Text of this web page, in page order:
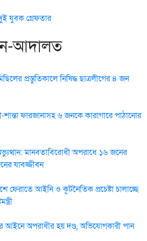
যুবক গ্রেফতার
আদালত
প্রস্তুতিকালে নিষিদ্ধ ছাত্রলীগের ৪ জন
শান্তা ফারজানাসহ ৬ জনকে কারাগারে পাঠানোর
মানবতাবিরোধী অপরাধে ১৬ জনের
যাবজ্জীবন
ফেরাতে আইনি ও কূটনৈতিক প্রচেষ্টা চালাচ্ছে
আইনে অপরাধীর হয় দণ্ড, অভিযোগকারী পান